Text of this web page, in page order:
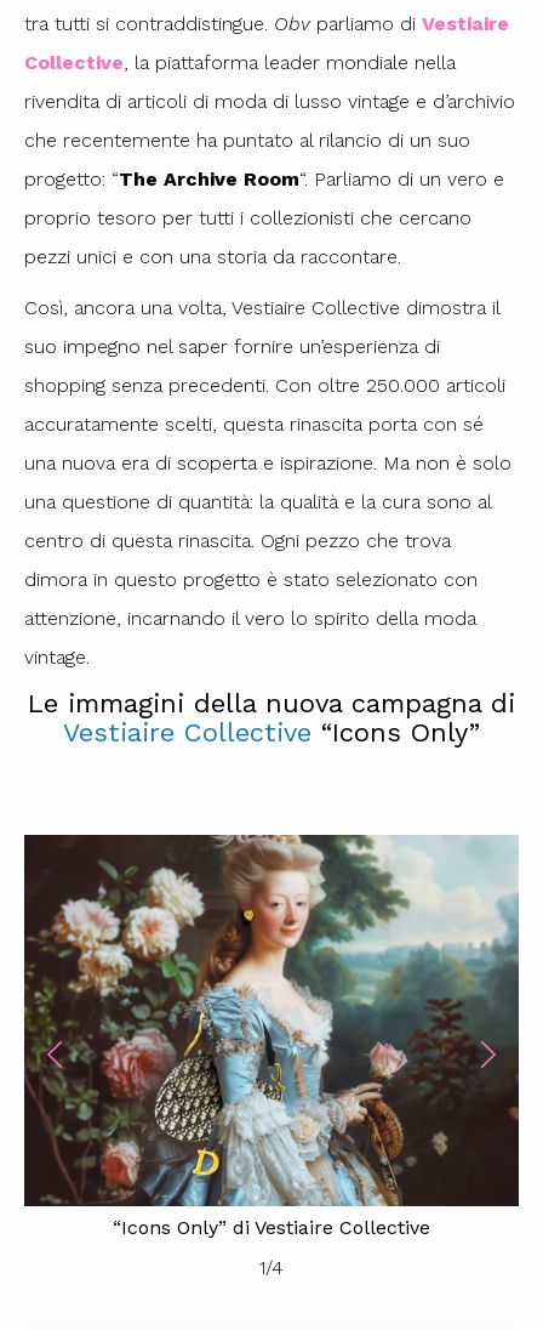
tra tutti si contraddistingue. Obvparliamo di Vestiaire
Collective , la piattaforma leader mondiale nella
rivendita di articoli di moda di lusso vintage e d’archivio
che recentemente ha puntato al rilancio di un suo
progetto: “The Archive Room“. Parliamo di un vero e
proprio tesoro per tutti i collezionisti che cercano
pezzi unici e con una storia da raccontare.
Così, ancora una volta, Vestiaire Collective dimostra il
suo impegno nel saper fornire un’esperienza di
shopping senza precedenti. Con oltre 250.000 articoli
accuratamente scelti, questa rinascita porta con sé
una nuova era di scoperta e ispirazione. Ma non è solo
una questione di quantità: la qualità e la cura sono al
centro di questa rinascita. Ogni pezzo che trova
dimora in questo progetto è stato selezionato con
attenzione, incarnando il vero lo spirito della moda
vintage.
Le immagini della nuova campagna di
Vestiaire Collective “Icons Only”
“Icons Only” di Vestiaire Collective
1/4